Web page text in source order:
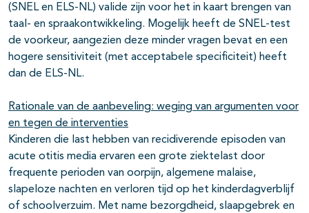
(SNEL en ELS-NL) valide zijn voor het in kaart brengen van
taal- en spraakontwikkeling. Mogelijk heeft de SNEL-test
de voorkeur, aangezien deze minder vragen bevat en een
hogere sensitiviteit (met acceptabele specificiteit) heeft
dan de ELS-NL.
Rationale van de aanbeveling: weging van argumenten voor
en tegen de interventies
Kinderen die last hebben van recidiverende episoden van
acute otitis media ervaren een grote ziektelast door
frequente perioden van oorpijn, algemene malaise,
slapeloze nachten en verloren tijd op het kinderdagverblijf
of schoolverzuim. Met name bezorgdheid, slaapgebrek en